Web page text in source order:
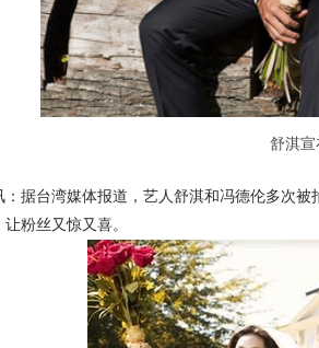
舒淇宣
：据台湾媒体报道，艺人舒淇和冯德伦多次
粉丝又惊又喜。